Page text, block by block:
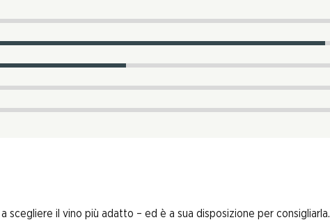
scegliere il vino più adatto – ed è a sua disposizione per consigliarla.